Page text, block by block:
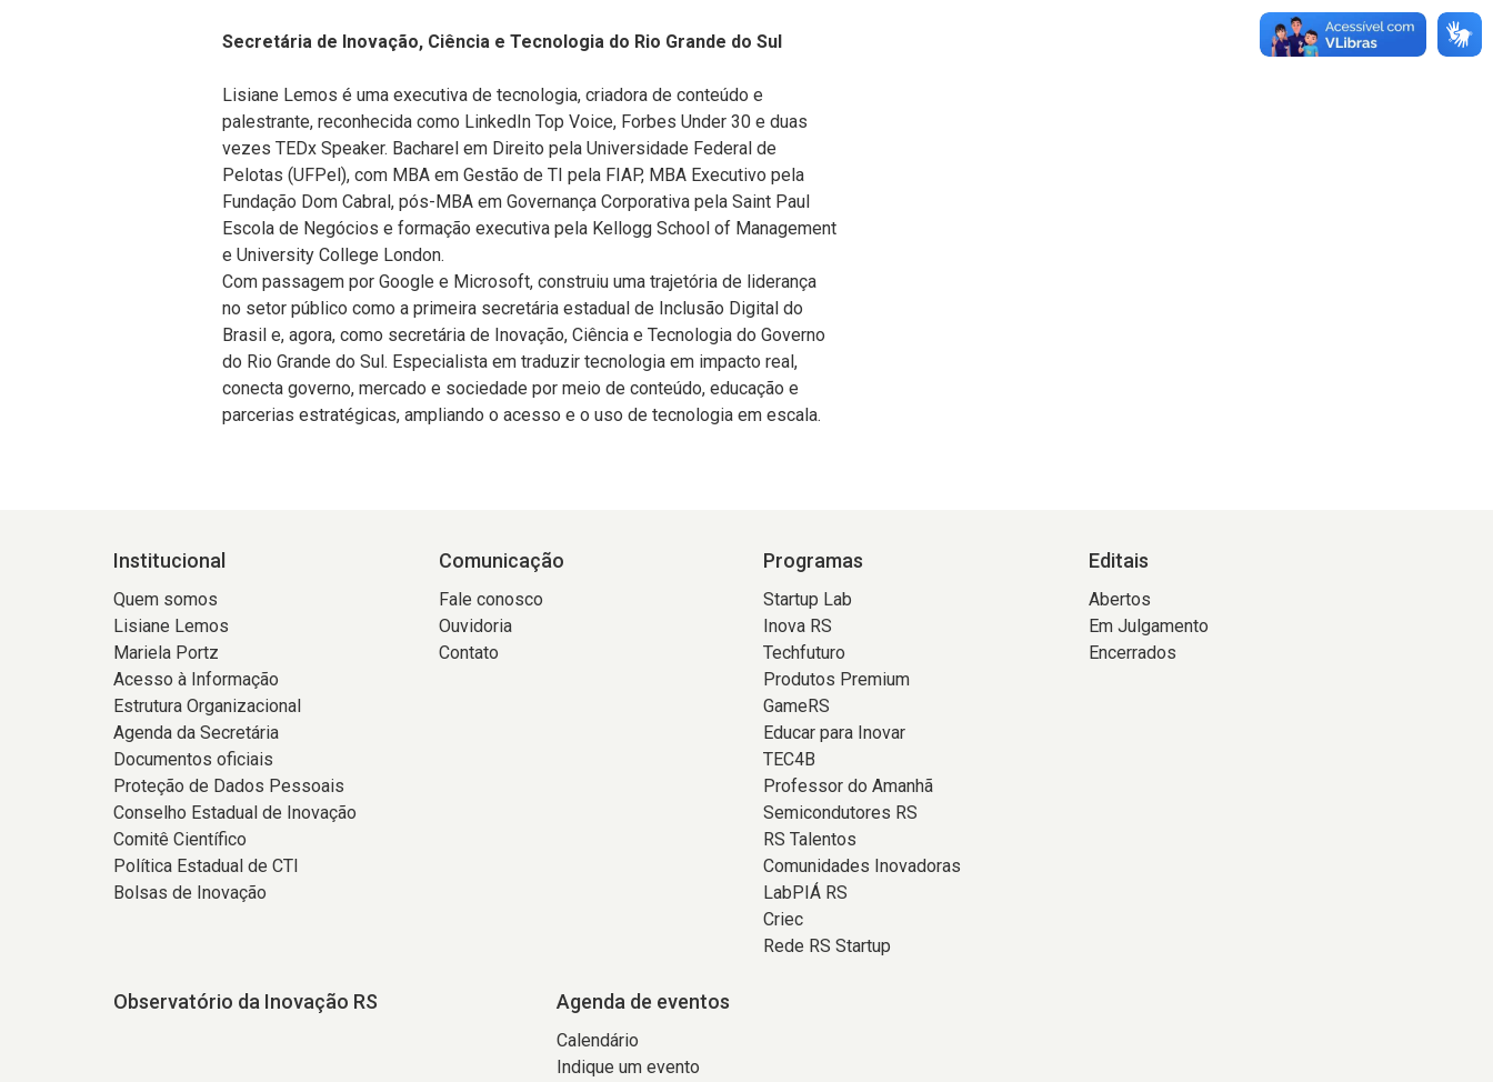
Secretária de Inovação, Ciência e Tecnologia do Rio Grande do Sul
Lisiane Lemos é uma executiva de tecnologia, criadora de conteúdo e
palestrante, reconhecida como LinkedIn Top Voice, Forbes Under 30 e duas
vezes TEDx Speaker. Bacharel em Direito pela Universidade Federal de
Pelotas (UFPel), com MBA em Gestão de TI pela FIAP, MBA Executivo pela
Fundação Dom Cabral, pós-MBA em Governança Corporativa pela Saint Paul
Escola de Negócios e formação executiva pela Kellogg School of Management
e University College London.
Com passagem por Google e Microsoft, construiu uma trajetória de liderança
no setor público como a primeira secretária estadual de Inclusão Digital do
Brasil e, agora, como secretária de Inovação, Ciência e Tecnologia do Governo
do Rio Grande do Sul. Especialista em traduzir tecnologia em impacto real,
conecta governo, mercado e sociedade por meio de conteúdo, educação e
parcerias estratégicas, ampliando o acesso e o uso de tecnologia em escala.
Institucional
Quem somos
Lisiane Lemos
Mariela Portz
Acesso à Informação
Estrutura Organizacional
Agenda da Secretária
Documentos oficiais
Proteção de Dados Pessoais
Conselho Estadual de Inovação
Comitê Científico
Política Estadual de CTI
Bolsas de Inovação
Comunicação
Fale conosco
Ouvidoria
Contato
Programas
Startup Lab
Inova RS
Techfuturo
Produtos Premium
GameRS
Educar para Inovar
TEC4B
Professor do Amanhã
Semicondutores RS
RS Talentos
Comunidades Inovadoras
LabPIÁ RS
Criec
Rede RS Startup
Editais
Abertos
Em Julgamento
Encerrados
Observatório da Inovação RS Agenda de eventos
Calendário
Indique um evento